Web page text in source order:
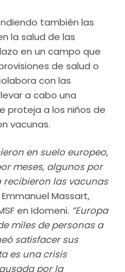
también las
la salud de las
en un campo que
de salud o
con las
a cabo una
proteja a los niños de
vacunas.
en suelo europeo,
meses, algunos por
recibieron las vacunas
Massart,
en Idomeni. “Europa
miles de personas a
satisfacer sus
es una crisis
por la